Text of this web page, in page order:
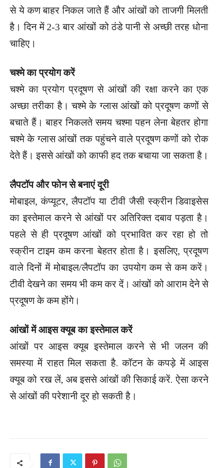
से ये कण बाहर निकल जाते हैं और आंखों को ताजगी मिलती
है। दिन में 2-3 बार आंखों को ठंडे पानी से अच्छी तरह धोना
चाहिए।
चश्मे का प्रयोग करें
चश्मे का प्रयोग प्रदूषण से आंखों की रक्षा करने का एक
अच्छा तरीका है। चश्मे के ग्लास आंखों को प्रदूषण कणों से
बचाते हैं। बाहर निकलते समय चश्मा पहन लेना बेहतर होगा
चश्मे के ग्लास आंखों तक पहुंचने वाले प्रदूषण कणों को रोक
देते हैं। इससे आंखों को काफी हद तक बचाया जा सकता है।
लैपटॉप और फोन से बनाएं दूरी
मोबाइल, कंप्यूटर, लैपटॉप या टीवी जैसी स्क्रीन डिवाइसेस
का इस्तेमाल करने से आंखों पर अतिरिक्त दबाव पड़ता है।
पहले से ही प्रदूषण आंखों को प्रभावित कर रहा हो तो
स्क्रीन टाइम कम करना बेहतर होता है। इसलिए, प्रदूषण
वाले दिनों में मोबाइल/लैपटॉप का उपयोग कम से कम करें।
टीवी देखने का समय भी कम कर दें। आंखों को आराम देने से
प्रदूषण के कम होंगे।
आंखों में आइस क्यूब का इस्तेमाल करें
आंखों पर आइस क्यूब इस्तेमाल करने से भी जलन की
समस्या में राहत मिल सकता है. कॉटन के कपड़े में आइस
क्यूब को रख लें, अब इससे आंखों की सिकाई करें. ऐसा करने
से आंखों की परेशानी दूर हो सकती है।